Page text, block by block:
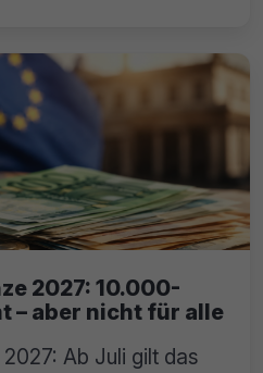
2027: 10.000-
– aber nicht für alle
Ab Juli gilt das